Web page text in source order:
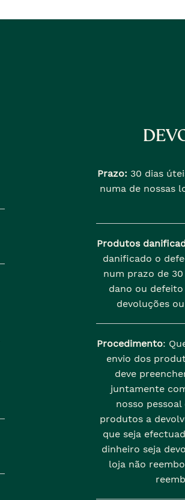
Prazo: 30 dias
numa de nossas
Produtos
danificado o
num prazo de
dano ou
devoluções
Procedimento:
envio dos
deve
juntamente
nosso
produtos a
que seja
dinheiro seja
loja não